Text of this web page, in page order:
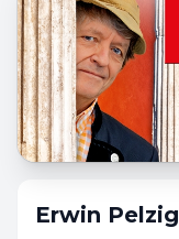
Erwin Pelzig